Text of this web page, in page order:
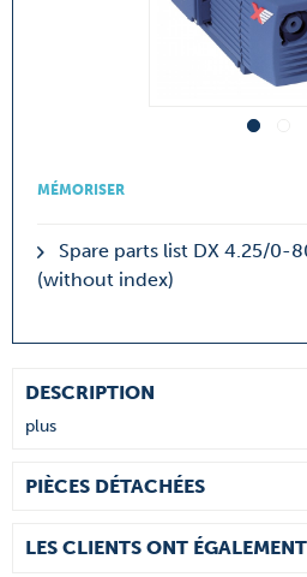
MÉMORISER
Spare parts list DX 4.25/0-
(without index)
DESCRIPTION
plus
PIÈCES DÉTACHÉES
LES CLIENTS ONT